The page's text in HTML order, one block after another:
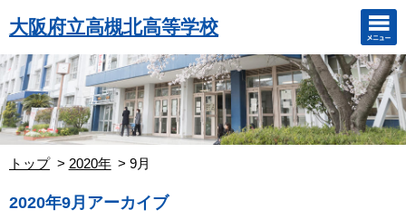
大阪府立高槻北高等学校
トップ 2020年 9月
2020年9月アーカイブ